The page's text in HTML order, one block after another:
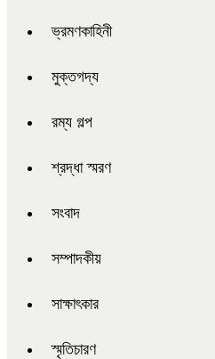
ভ্রমণকাহিনী
মুক্তগদ্য
রম্য গল্প
শ্রদ্ধা স্মরণ
সংবাদ
সম্পাদকীয়
সাক্ষাৎকার
স্মৃতিচারণ